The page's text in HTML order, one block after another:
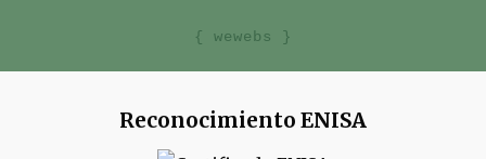
{ wewebs }
Reconocimiento ENISA